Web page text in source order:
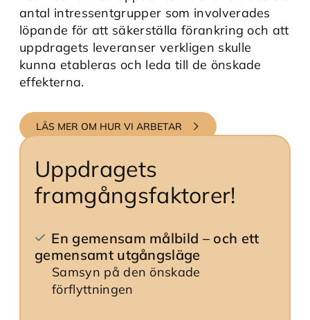
antal intressentgrupper som involverades
löpande för att säkerställa förankring och att
uppdragets leveranser verkligen skulle
kunna etableras och leda till de önskade
effekterna.
LÄS MER OM HUR VI ARBETAR
Uppdragets
framgångsfaktorer!
En gemensam målbild – och ett
gemensamt utgångsläge
Samsyn på den önskade
förflyttningen